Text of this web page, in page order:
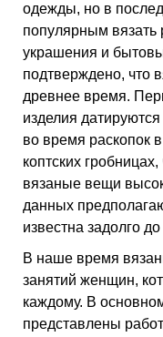
одежды, но в
популярным вязать
украшения и
подтверждено, что
древнее время.
изделия
во время раскопок
коптских
вязаные вещи
данных
известна задолго до
В наше время
занятий женщин,
каждому. В
представлены